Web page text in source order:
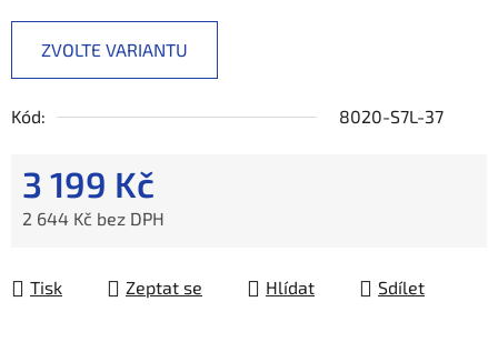
ZVOLTE VARIANTU
Kód: 8020-S7L-37
3 199 Kč
2 644 Kč bez DPH
Tisk
Zeptat se Hlídat Sdílet